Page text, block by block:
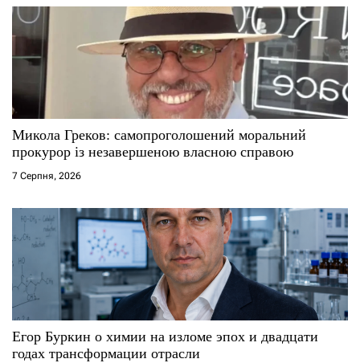
Микола Греков: самопроголошений моральний
прокурор із незавершеною власною справою
7 Серпня, 2026
Егор Буркин о химии на изломе эпох и двадцати
годах трансформации отрасли